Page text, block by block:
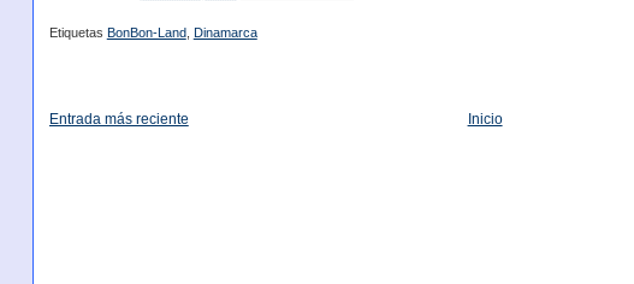
Etiquetas BonBon-Land, Dinamarca
Entrada más reciente Inicio